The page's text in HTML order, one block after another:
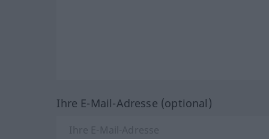
Ihre E-Mail-Adresse (optional)